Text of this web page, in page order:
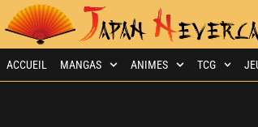
ACCUEIL MANGAS ANIMES TCG